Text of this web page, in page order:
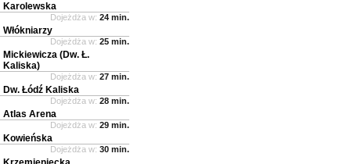
Karolewska
Dojeżdża w: 24 min.
Włókniarzy
Dojeżdża w: 25 min.
Mickiewicza (Dw. Ł.
Kaliska)
Dojeżdża w: 27 min.
Dw. Łódź Kaliska
Dojeżdża w: 28 min.
Atlas Arena
Dojeżdża w: 29 min.
Kowieńska
Dojeżdża w: 30 min.